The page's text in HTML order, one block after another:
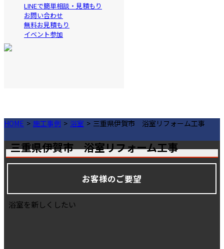
LINEで簡単相談・見積もり
お問い合わせ
無料お見積もり
イベント参加
HOME 施工事例 浴室 三重県伊賀市 浴室リフォーム工事
三重県伊賀市 浴室リフォーム工事
お客様のご要望
浴室を新しくしたい